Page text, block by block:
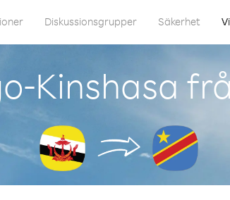
Diskussionsgrupper Säkerhet
Kinshasa